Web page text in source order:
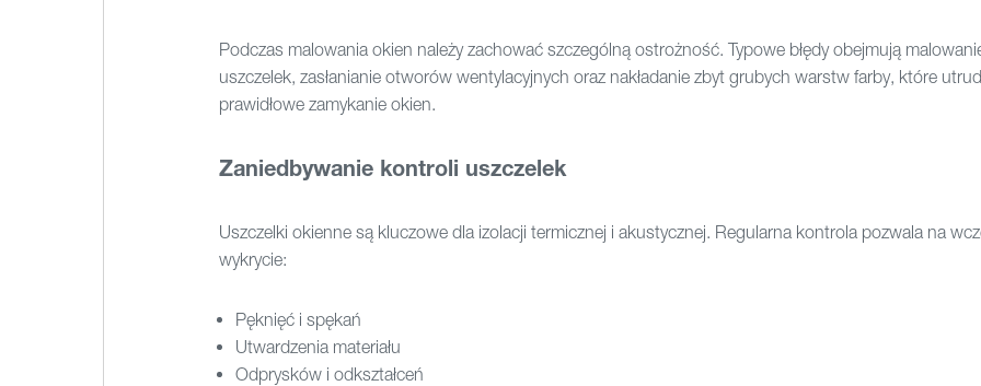
Podczas malowania okien należy zachować szczególną ostrożność. Typowe błędy obejmują
uszczelek, zasłanianie otworów wentylacyjnych oraz nakładanie zbyt grubych warstw farby, które
prawidłowe zamykanie okien.
Zaniedbywanie kontroli uszczelek
Uszczelki okienne są kluczowe dla izolacji termicznej i akustycznej. Regularna kontrola pozwala na
wykrycie:
Pęknięć i spękań
Utwardzenia materiału
Odprysków i odkształceń